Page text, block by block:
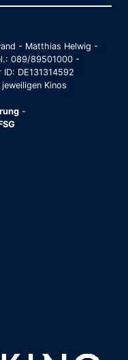
- Matthias Helwig -
089/89501000 -
DE131314592
Kinos
-